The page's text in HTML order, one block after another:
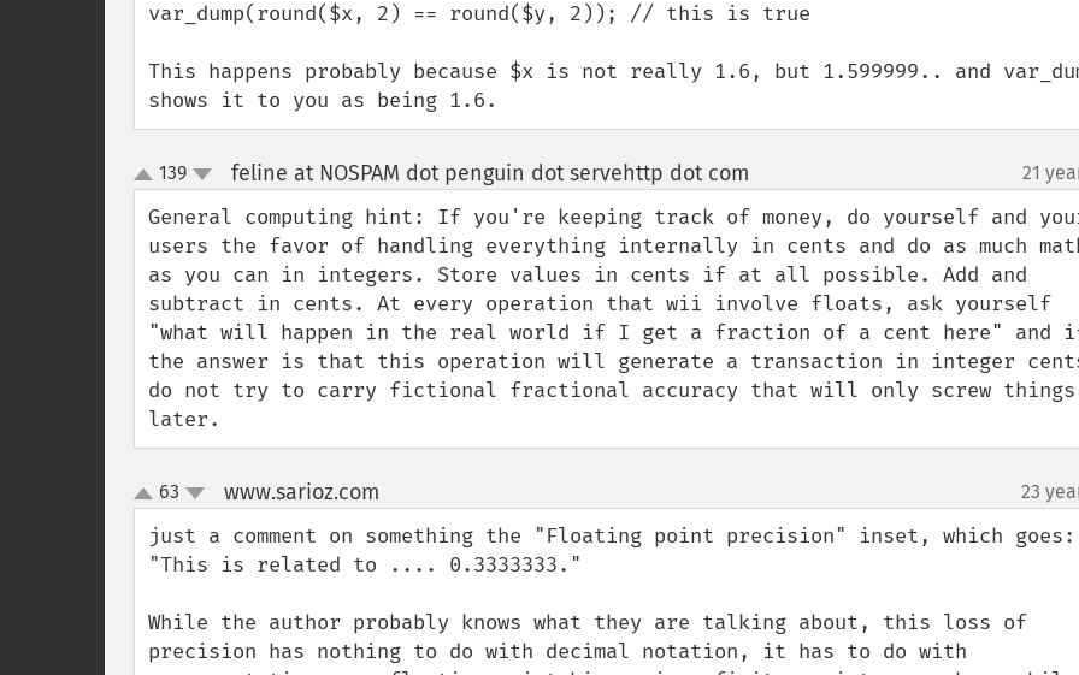
var_dump(round($x, 2) == round($y, 2)); // this is true
This happens probably because $x is not really 1.6, but 1.599999.. and
shows it to you as being 1.6.
up
down
139 feline at NOSPAM dot penguin dot servehttp dot com 21
General computing hint: If you're keeping track of money, do yourself and
users the favor of handling everything internally in cents and do as much
as you can in integers. Store values in cents if at all possible. Add and
subtract in cents. At every operation that wii involve floats, ask yourself
"what will happen in the real world if I get a fraction of a cent here" and
the answer is that this operation will generate a transaction in integer
do not try to carry fictional fractional accuracy that will only screw things
later.
up
down
63 www.sarioz.com 23
just a comment on something the "Floating point precision" inset, which goes:
"This is related to .... 0.3333333."
While the author probably knows what they are talking about, this loss of
precision has nothing to do with decimal notation, it has to do with